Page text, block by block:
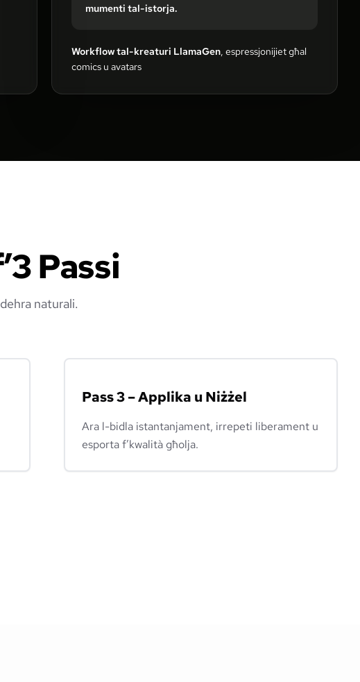
mumenti tal-istorja.
Workflow tal-kreaturi LlamaGen, espressjonijiet għal
comics u avatars
Passi
naturali.
Pass 3 – Applika u Niżżel
Ara l-bidla istantanjament, irrepeti liberament u
esporta f’kwalità għolja.